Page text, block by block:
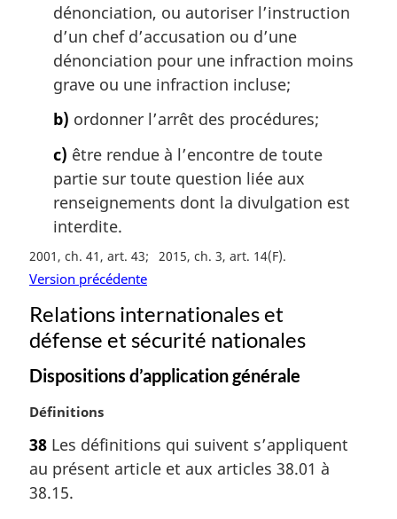
dénonciation, ou autoriser l’instruction
d’un chef d’accusation ou d’une
dénonciation pour une infraction moins
grave ou une infraction incluse;
b) ordonner l’arrêt des procédures;
c) être rendue à l’encontre de toute
partie sur toute question liée aux
renseignements dont la divulgation est
interdite.
2001, ch. 41, art. 43 2015, ch. 3, art. 14(F)
Version précédente
Relations internationales et
défense et sécurité nationales
Dispositions d’application générale
N
t
e
m
Définitions
38 Les définitions qui suivent s’appliquent
au présent article et aux articles 38.01 à
38.15.